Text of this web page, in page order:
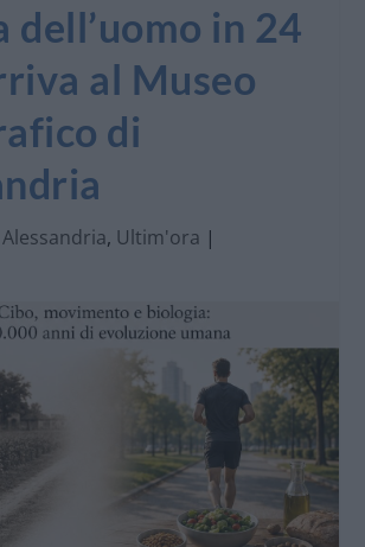
dell’uomo in 24
al Museo
di
Alessandria, Ultim'ora |